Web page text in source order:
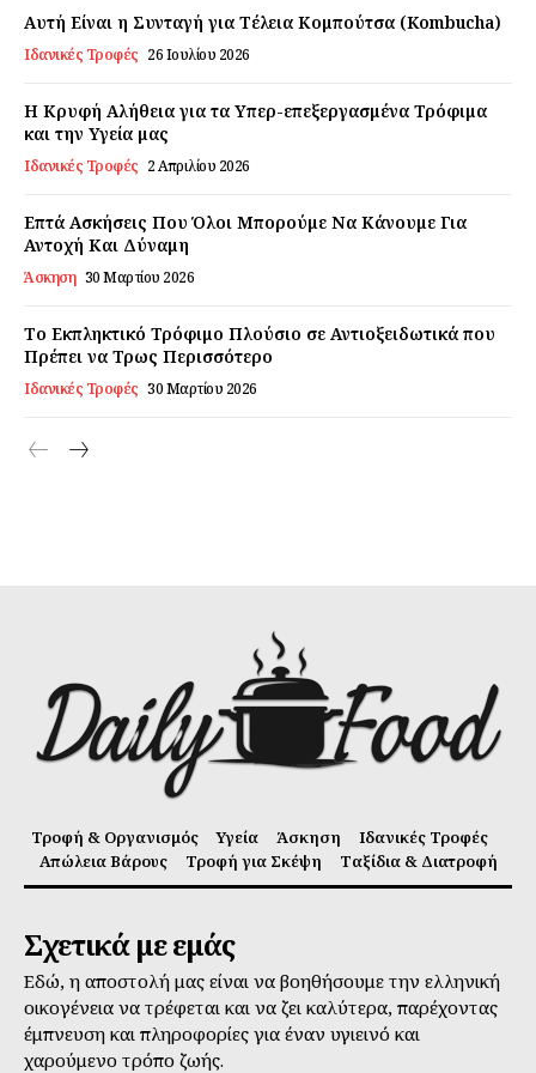
Daily Food
Σχετικά με εμάς
Ο λογαριασμός μου
Επικοινωνία
Αυτή Είναι η Συνταγή για Τέλεια Κομπούτσα (Kombucha)
Ιδανικές Τροφές 26 Ιουλίου 2026
Η Κρυφή Αλήθεια για τα Υπερ-επεξεργασμένα Τρόφιμα
και την Υγεία μας
Ιδανικές Τροφές 2 Απριλίου 2026
Επτά Ασκήσεις Που Όλοι Μπορούμε Να Κάνουμε Για
Αντοχή Και Δύναμη
Άσκηση 30 Μαρτίου 2026
Το Εκπληκτικό Τρόφιμο Πλούσιο σε Αντιοξειδωτικά που
Πρέπει να Τρως Περισσότερο
Ιδανικές Τροφές 30 Μαρτίου 2026
Τροφή & Οργανισμός Υγεία Άσκηση
Ιδανικές Τροφές
Απώλεια Βάρους
Τροφή για Σκέψη Ταξίδια & Διατροφή
Σχετικά με εμάς
Εδώ, η αποστολή μας είναι να βοηθήσουμε την ελληνική
οικογένεια να τρέφεται και να ζει καλύτερα, παρέχοντας
έμπνευση και πληροφορίες για έναν υγιεινό και
χαρούμενο τρόπο ζωής.